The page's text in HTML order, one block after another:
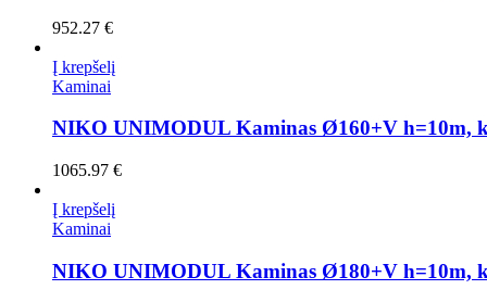
952.27 €
Į krepšelį
Kaminai
NIKO UNIMODUL Kaminas Ø160+V h=10m,
1065.97 €
Į krepšelį
Kaminai
NIKO UNIMODUL Kaminas Ø180+V h=10m,